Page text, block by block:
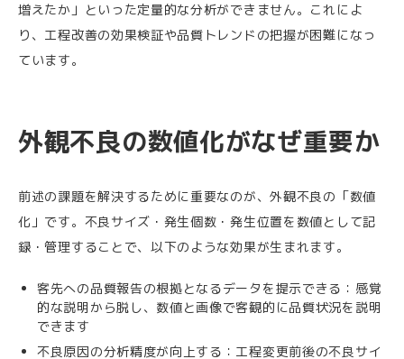
増えたか」といった定量的な分析ができません。これによ
り、工程改善の効果検証や品質トレンドの把握が困難になっ
ています。
外観不良の数値化がなぜ重要か
前述の課題を解決するために重要なのが、外観不良の「数値
化」です。不良サイズ・発生個数・発生位置を数値として記
録・管理することで、以下のような効果が生まれます。
客先への品質報告の根拠となるデータを提示できる：感覚
的な説明から脱し、数値と画像で客観的に品質状況を説明
できます
不良原因の分析精度が向上する：工程変更前後の不良サイ